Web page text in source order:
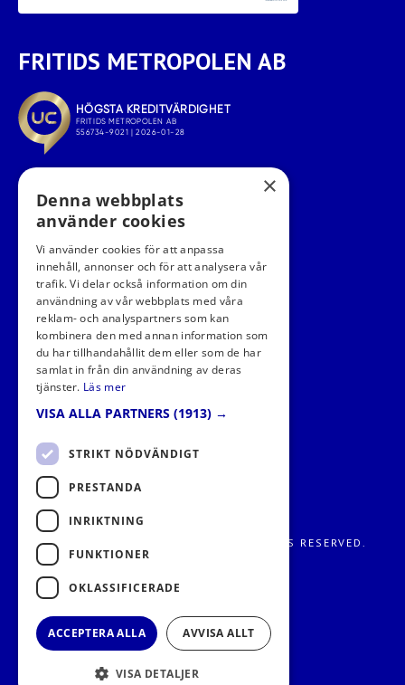
FRITIDS METROPOLEN AB
FÖLJ OSS I SOCIALA MEDIER
FRITIDS METROPOLEN AB 2026. ALL RIGHTS RESERVED.
×
Denna webbplats
använder cookies
Vi använder cookies för att anpassa
innehåll, annonser och för att analysera vår
trafik. Vi delar också information om din
användning av vår webbplats med våra
reklam- och analyspartners som kan
kombinera den med annan information som
du har tillhandahållit dem eller som de har
samlat in från din användning av deras
tjänster. Läs mer
VISA ALLA PARTNERS (1913) →
STRIKT NÖDVÄNDIGT
PRESTANDA
INRIKTNING
FUNKTIONER
OKLASSIFICERADE
ACCEPTERA ALLA AVVISA ALLT
VISA DETALJER